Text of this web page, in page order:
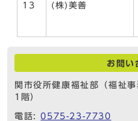
13
(株)美善
お問い
関市役所健康福祉部（福祉
1階）
電話:0575-23-7730